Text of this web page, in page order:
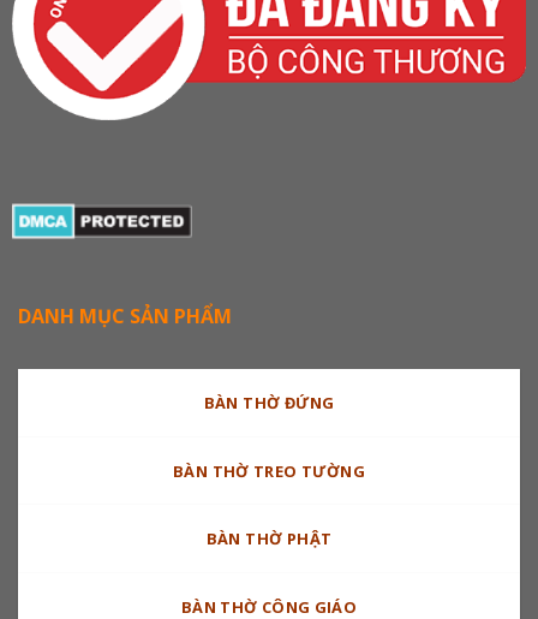
DANH MỤC SẢN PHẨM
BÀN THỜ ĐỨNG
BÀN THỜ TREO TƯỜNG
BÀN THỜ PHẬT
BÀN THỜ CÔNG GIÁO